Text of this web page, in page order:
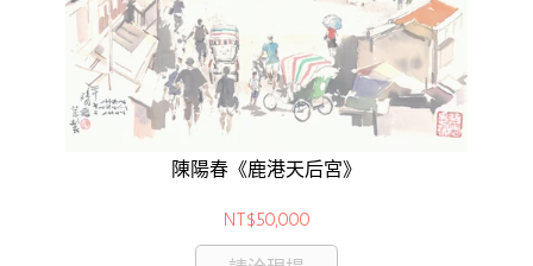
陳陽春《鹿港天后宮》
NT$50,000